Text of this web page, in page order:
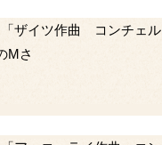
「ザイツ作曲 コンチェル
Mさ